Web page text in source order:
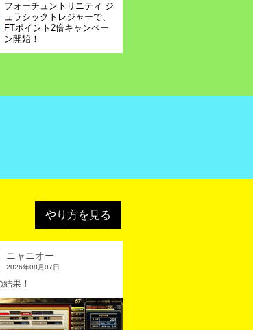
せ
」！
トのお知
フォーチュントリニティ ジ
ュラシックトレジャーで、
FTポイント2倍キャンペー
ン開始！
やり方を見る
ニャニオー
2026年08月07日
果！